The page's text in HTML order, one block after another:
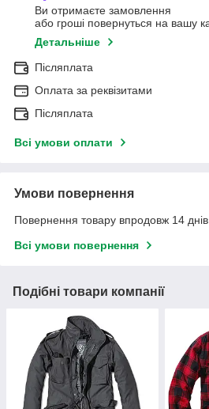
Ви отримаєте замовлення
або гроші повернуться на вашу
Детальніше
Післяплата
Оплата за реквізитами
Післяплата
Всі умови оплати
Умови повернення
Повернення товару впродовж 14
Всі умови повернення
Подібні товари компанії